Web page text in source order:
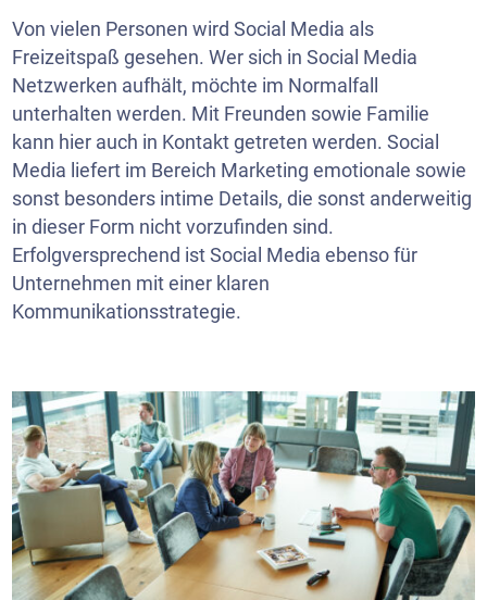
Von vielen Personen wird Social Media als
Freizeitspaß gesehen. Wer sich in Social Media
Netzwerken aufhält, möchte im Normalfall
unterhalten werden. Mit Freunden sowie Familie
kann hier auch in Kontakt getreten werden. Social
Media liefert im Bereich Marketing emotionale sowie
sonst besonders intime Details, die sonst anderweitig
in dieser Form nicht vorzufinden sind.
Erfolgversprechend ist Social Media ebenso für
Unternehmen mit einer klaren
Kommunikationsstrategie.